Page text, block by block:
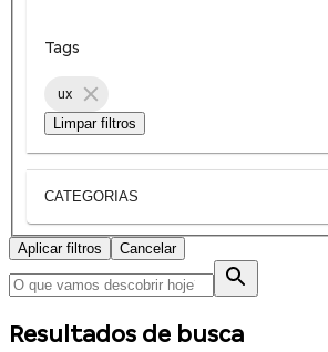
Tags
ux
Limpar filtros
CATEGORIAS
Aplicar filtros Cancelar
Resultados de busca